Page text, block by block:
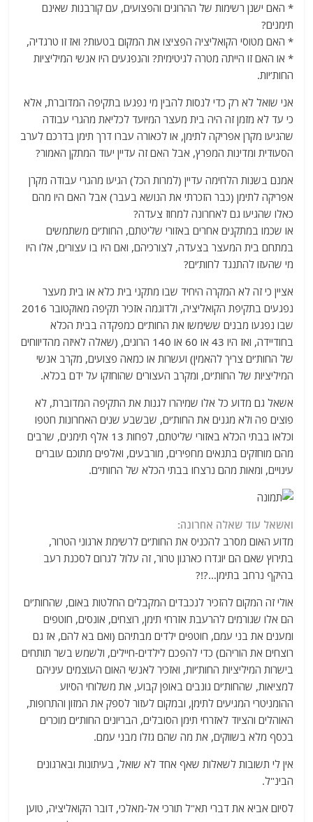
* האם ישנן רשימות של ההרוגים והפצועים, עם קורבנות שאינם
תימנים?
* האם מטוסי הקואליציה הפציצו את המקום בטעות? ואז זו טרגדיה,
* או האם זו הייתה מטרה לגיטימית? והנפגעים היו אנשי המיליציות
החות’יות.
אני שואל לא רק כדי לנסות להבין מי נפגעו בתקיפה המדוברת, אלא
כי עד לא מזמן זה היה בית מעצר המיועד לכליאת מהגרי עבודה
שהגיעו מקרן אפריקה לתימן, או לכאורה עברו דרך תימן בדרכם לערב
הסעודית ומדינות המפרץ, אבל האם זה עדיין יעוד המתקן האמור?
אמנם בשנות הלחימה עדיין (למרות הכל) הגיעו מהגרי עבודה מקרן
אפריקה לתימן (כבר הזכרתי את הנושא בעבר) אבל האם היו מהם
כאלו שהגיעו גם לאחרונה למחוז צעדה?
או שכמו במתקנים אחרים באזורי שליטתם, החות’ים משתמשים
במתחם בית המעצר בצעדה, לצורכיהם, ואם היו בו עצורים, אלו היו
מי שהעזו להתנגד לחות’ים?
אציין כי זה לא המקרה היחיד שבו מתקני בית כלא או בית מעצר
נפגעים בתקיפת הקואליציה, ולדוגמה אזכיר תקיפה מאוקטובר 2016
שבו נפגעו מבנים ששימשו את החות’ים כמפקדה בבית הכלא
בחודיידה, ואז היו 43 או 60 או 140 הרוגים, (שאלה לאיזה מהדיווחים
של החות’ים צריך להאמין) ועשרות או כמאה פצועים, מקרב אנשי
המיליציות של החות’ים, ומקרב העצורים שהוחזקו על ידם בכלא.
אשאל גם מדוע כל אלו שמיהרו לגנות את התקיפה המדוברת, לא
פוצים פה ולא מגנים את החות’ים, שבשבע שנים האחרונות חטפו
וכלאו בבתי הכלא באזורי שליטתם, לפחות 13 אלף תימנים, שרבים
מהם מוחזקים בתנאים מחפירים, מורבעים, ואלפים מתוכם עוברים
עינויים, ומאות מהם נרצחו בבתי הכלא של החותי’ם.
ואשאל עוד שאלה אחרונה:
מדוע האום מסרב להכניס את החות’ים לרשימת ארגוני הטרור,
בתירוץ שאם הם יוגדרו כארגון טרור, זה עלול לגרום לסכנת רעב
בהיקף נרחב בתימן…?!?
אולי זה המקום להזכיר לנכבדים המקבלים החלטות באום, שהחות’ים
הם אלו שגורמים להרעבת אזרחי תימן, רוצחים, אונסים, חוטפים
ומענים את בני עמם, חוטפים ילדים מבתיהם (ואם בא להם, אז גם
רוצחים את הוריהם) כדי להפכם לילדים-חיילים, ולשמש בשר תותחים
בישרות המיליציות החות’יות, ואזכיר לאנשי האום העוצמים עיניהם
למציאות, שהחות’ים גונבים באופן קבוע, את משלוחי הסיוע
ההומניטרי המגיעים לתימן, ובמקום לעזור לספק את המזון והתרופות,
האוהלים והציוד לאזרחי תימן הסובלים, הבריונים החות’ים מוכרים
בכסף מלא בשווקים, את מה שהם גזלו מבני עמם.
אין לי תשובות לשאלות שאף אחד לא שואל, בעיתונות ובארגונים
הבינ"ל.
לסיום אביא את דברי תא"ל תורכי אל-מאלכי, דובר הקואליציה, טוען